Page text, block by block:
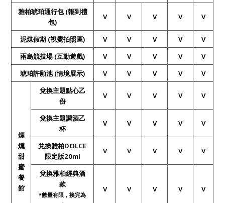
雅柏琥珀通行包 (報到禮
包)
V V V V V
泥煤假期 (視覺拍照區) V V V V
V
兩島競技場 (互動遊戲)
V V V V
V
琥珀許願池(情境展示) V V V V V
煙
燻
甜
蜜
餐
館
兌換主題點心乙
份
V V V V V
兌換主題調酒乙
杯
V V V V V
兌換雅柏DOLCE
限定版20ml
V V V V V
兌換雅柏經典酒
款
*數量有限，換完為
V V V V V